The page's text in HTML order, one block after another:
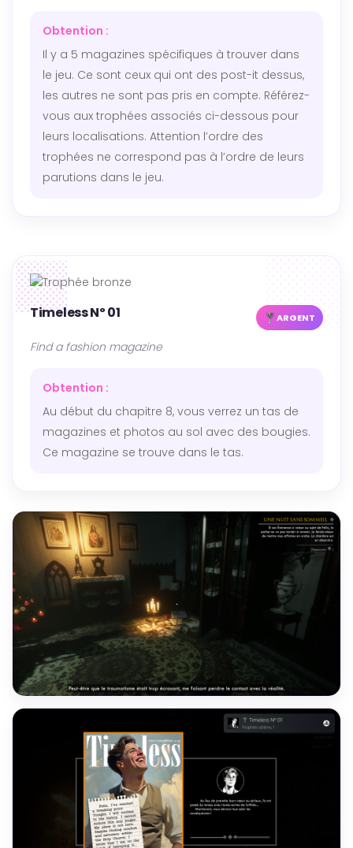
Obtention :
Il y a 5 magazines spécifiques à trouver dans
le jeu. Ce sont ceux qui ont des post-it dessus,
les autres ne sont pas pris en compte. Référez-
vous aux trophées associés ci-dessous pour
leurs localisations. Attention l’ordre des
trophées ne correspond pas à l’ordre de leurs
parutions dans le jeu.
Timeless Nº 01 ARGENT
Find a fashion magazine
Obtention :
Au début du chapitre 8, vous verrez un tas de
magazines et photos au sol avec des bougies.
Ce magazine se trouve dans le tas.